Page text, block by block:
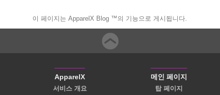
이 페이지는 ApparelX Blog ™의 기능으로 게시됩니다.
ApparelX
서비스 개요
메인 페이지
탑 페이지